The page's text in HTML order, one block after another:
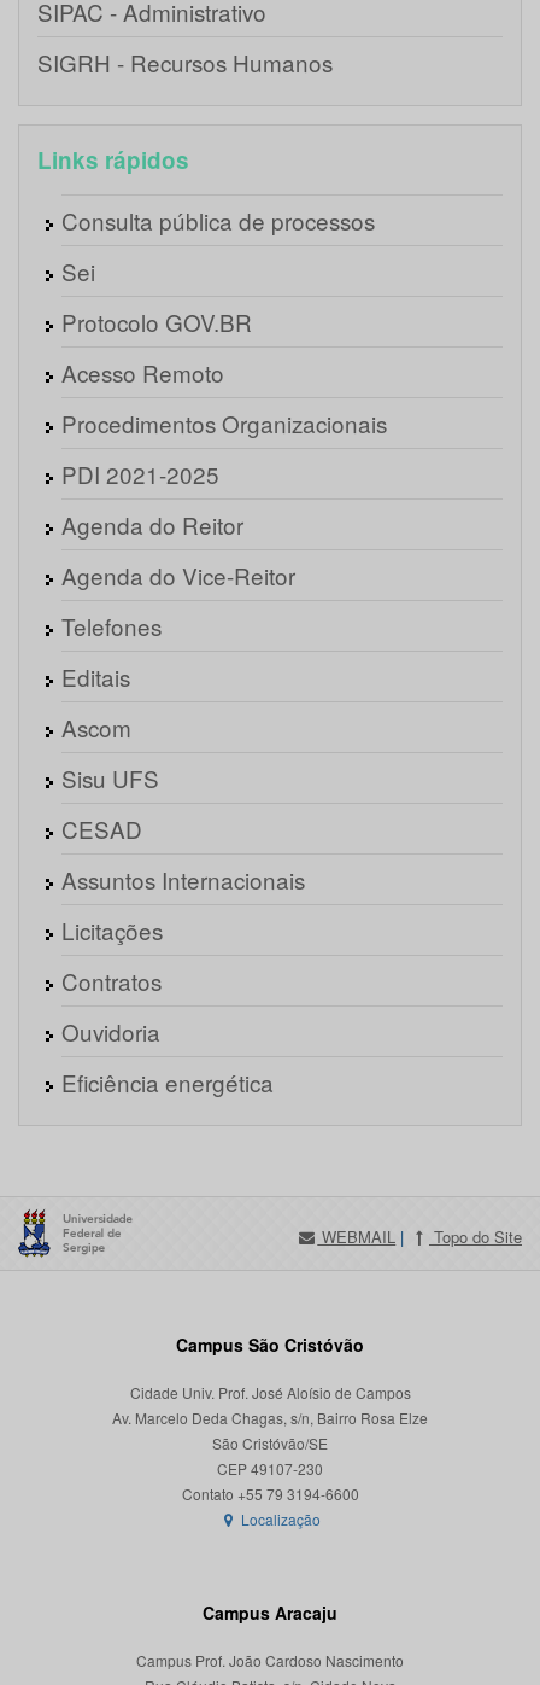
SIPAC - Administrativo
SIGRH - Recursos Humanos
Links rápidos
Consulta pública de processos
Sei
Protocolo GOV.BR
Acesso Remoto
Procedimentos Organizacionais
PDI 2021-2025
Agenda do Reitor
Agenda do Vice-Reitor
Telefones
Editais
Ascom
Sisu UFS
CESAD
Assuntos Internacionais
Licitações
Contratos
Ouvidoria
Eficiência energética
WEBMAIL | Topo do Site
Campus São Cristóvão
Cidade Univ. Prof. José Aloísio de Campos
Av. Marcelo Deda Chagas, s/n, Bairro Rosa Elze
São Cristóvão/SE
CEP 49107-230
Localização
Campus Aracaju
Campus Prof. João Cardoso Nascimento